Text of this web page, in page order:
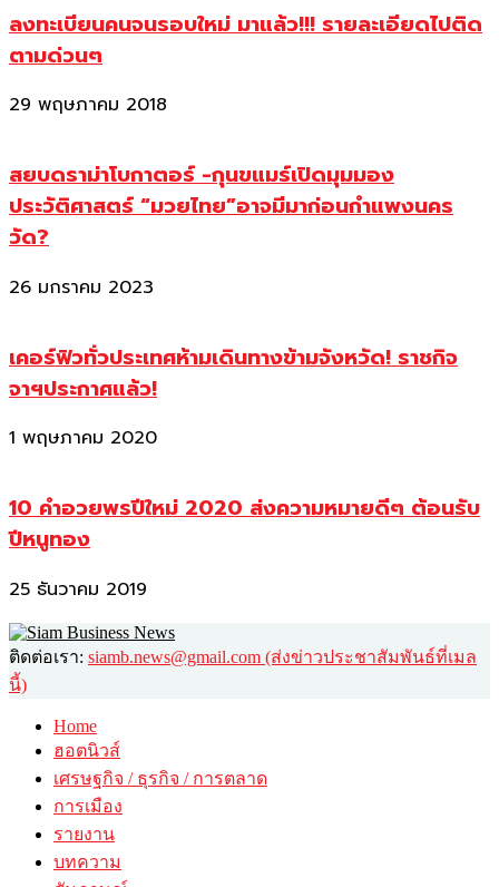
ลงทะเบียนคนจนรอบใหม่ มาแล้ว!!! รายละเอียดไปติด
ตามด่วนๆ
29 พฤษภาคม 2018
สยบดราม่าโบกาตอร์ -กุนขแมร์เปิดมุมมอง
ประวัติศาสตร์ “มวยไทย”อาจมีมาก่อนกำแพงนคร
วัด?
26 มกราคม 2023
เคอร์ฟิวทั่วประเทศห้ามเดินทางข้ามจังหวัด! ราชกิจ
จาฯประกาศแล้ว!
1 พฤษภาคม 2020
10 คำอวยพรปีใหม่ 2020 ส่งความหมายดีๆ ต้อนรับ
ปีหนูทอง
25 ธันวาคม 2019
ติดต่อเรา: siamb.news@gmail.com (ส่งข่าวประชาสัมพันธ์ที่เมล
นี้)
Home
ฮอตนิวส์
เศรษฐกิจ / ธุรกิจ / การตลาด
การเมือง
รายงาน
บทความ